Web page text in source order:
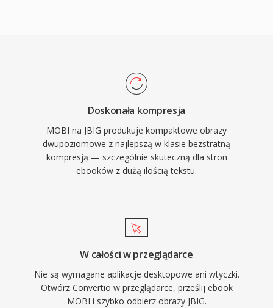
Doskonała kompresja
MOBI na JBIG produkuje kompaktowe obrazy
dwupoziomowe z najlepszą w klasie bezstratną
kompresją — szczególnie skuteczną dla stron
ebooków z dużą ilością tekstu.
W całości w przeglądarce
Nie są wymagane aplikacje desktopowe ani wtyczki.
Otwórz Convertio w przeglądarce, prześlij ebook
MOBI i szybko odbierz obrazy JBIG.